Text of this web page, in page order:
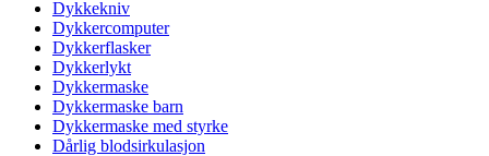
Dykkekniv
Dykkercomputer
Dykkerflasker
Dykkerlykt
Dykkermaske
Dykkermaske barn
Dykkermaske med styrke
Dårlig blodsirkulasjon